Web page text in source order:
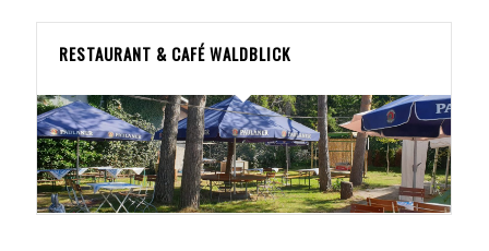
RESTAURANT & CAFÉ WALDBLICK